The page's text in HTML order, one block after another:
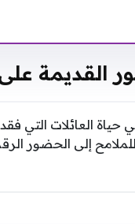
القديمة
في حياة العائلات
إلى الحضور